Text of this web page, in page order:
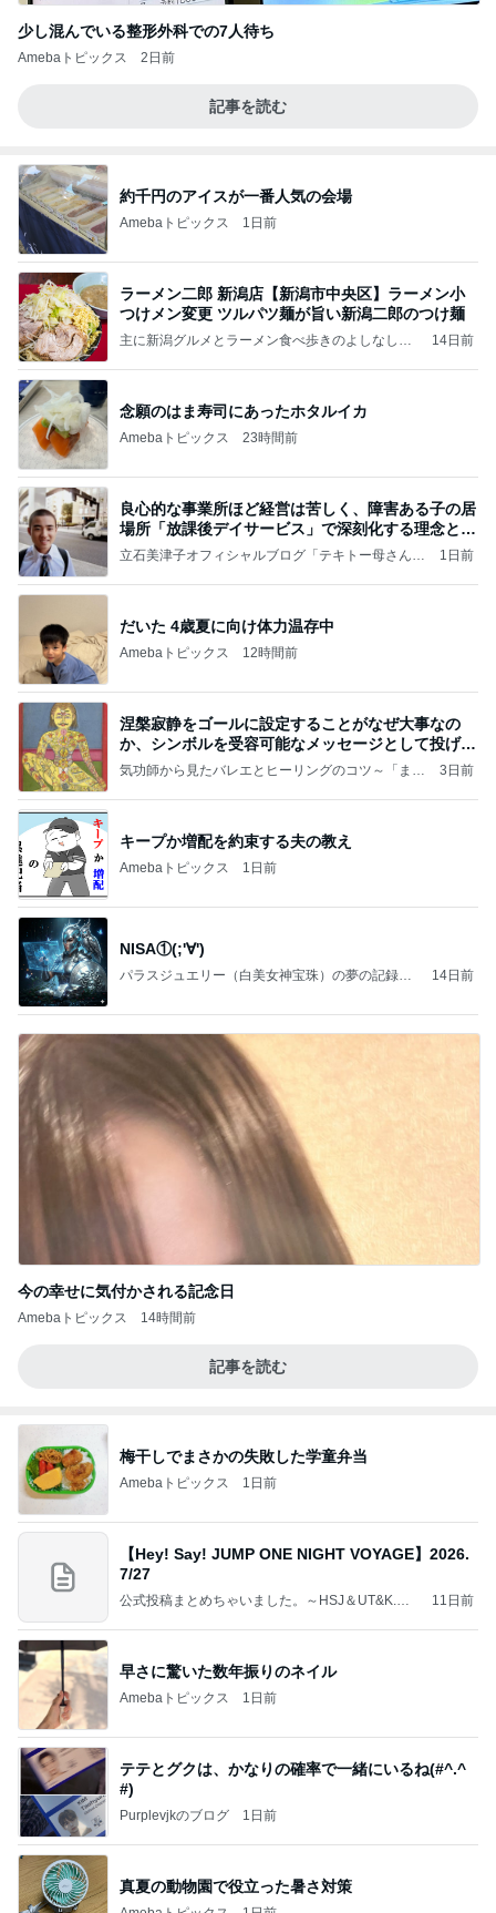
少し混んでいる整形外科での7人待ち
Amebaトピックス 2日前
記事を読む
約千円のアイスが一番人気の会場
Amebaトピックス 1日前
ラーメン二郎 新潟店【新潟市中央区】ラーメン小
つけメン変更 ツルパツ麺が旨い新潟二郎のつけ麺
主に新潟グルメとラーメン食べ歩きのよしなしご
14日前
念願のはま寿司にあったホタルイカ
Amebaトピックス 23時間前
良心的な事業所ほど経営は苦しく、障害ある子の居
場所「放課後デイサービス」で深刻化する理念と現
実の
立石美津子オフィシャルブログ「テキトー母さんの
1日前
だいた 4歳夏に向け体力温存中
Amebaトピックス 12時間前
涅槃寂静をゴールに設定することがなぜ大事なの
か、シンボルを受容可能なメッセージとして投げる
ことが
気功師から見たバレエとヒーリングのコツ～「まと
3日前
キープか増配を約束する夫の教え
Amebaトピックス 1日前
NISA①(;'∀')
パラスジュエリー（白美女神宝珠）の夢の記録
14日前
今の幸せに気付かされる記念日
Amebaトピックス 14時間前
記事を読む
梅干しでまさかの失敗した学童弁当
Amebaトピックス 1日前
【Hey! Say! JUMP ONE NIGHT VOYAGE】2026.
7/27
公式投稿まとめちゃいました。～HSJ＆UT&K.O.
11日前
早さに驚いた数年振りのネイル
Amebaトピックス 1日前
テテとグクは、かなりの確率で一緒にいるね(#^.^
#)
Purplevjkのブログ 1日前
真夏の動物園で役立った暑さ対策